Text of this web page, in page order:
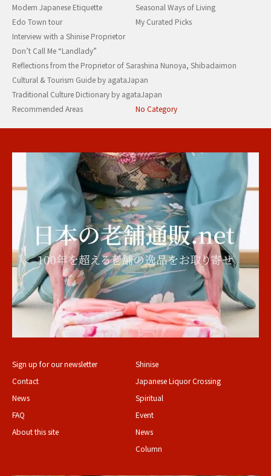
Modern Japanese Etiquette
Seasonal Ways of Living
Edo Town tour
My Curated Picks
Interview with a Shinise Proprietor
Don’t Call Me “Landlady”
Reflections from the Proprietor of Sarashina Nunoya, Shibadaimon
Cultural & Tourism Guide by agataJapan
Traditional Culture Dictionary by agataJapan
Recommended Areas
No Category
Sign up for our newsletter
Contact
News
FAQ
About this site
Shinise
Japanese Liquor Crossing
Spiritual
Event
News
Column